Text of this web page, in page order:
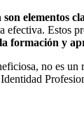
elementos
efectiva. Estos
formación y
no es